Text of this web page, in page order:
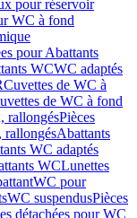
pour réservoir
WC à fond
pour Abattants
WCWC adaptés
Cuvettes de WC à
de WC à fond
rallongésPièces
rallongésAbattants
WC adaptés
WCLunettes
WC pour
WC suspendusPièces
détachées pour WC